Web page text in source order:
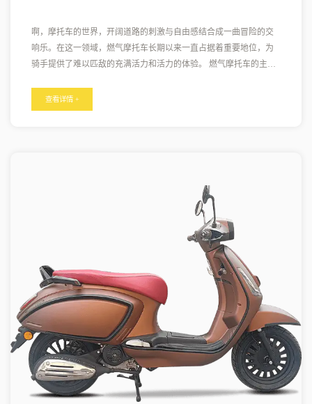
啊，摩托车的世界，开阔道路的刺激与自由感结合成一曲冒险的交
响乐。在这一领域，燃气摩托车长期以来一直占据着重要地位，为
骑手提供了难以匹敌的充满活力和活力的体验。 燃气摩托车的主要
可提供卓越的加速度和最高速度，让骑手体验在道路上快速敏捷的
运动所带来的肾上腺素激增。汽油发动机的灵敏油门和即时扭矩为
查看详情 +